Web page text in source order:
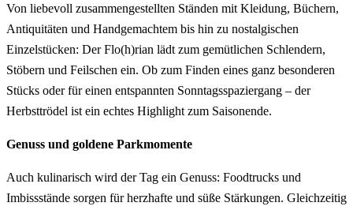
Von liebevoll zusammengestellten Ständen mit Kleidung, Büchern,
Antiquitäten und Handgemachtem bis hin zu nostalgischen
Einzelstücken: Der Flo(h)rian lädt zum gemütlichen Schlendern,
Stöbern und Feilschen ein. Ob zum Finden eines ganz besonderen
Stücks oder für einen entspannten Sonntagsspaziergang – der
Herbsttrödel ist ein echtes Highlight zum Saisonende.
Genuss und goldene Parkmomente
Auch kulinarisch wird der Tag ein Genuss: Foodtrucks und
Imbissstände sorgen für herzhafte und süße Stärkungen. Gleichzeitig